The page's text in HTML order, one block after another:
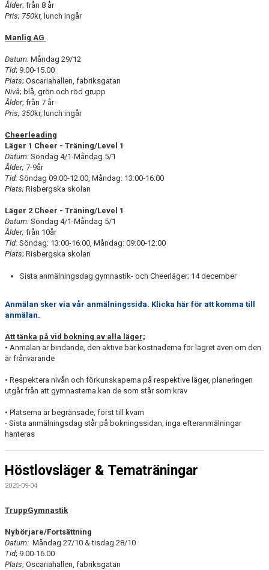
Ålder; från 8 år
Pris; 750kr, lunch ingår
Manlig AG
Datum: Måndag 29/12
Tid; 9.00-15.00
Plats; Oscariahallen, fabriksgatan
Nivå; blå, grön och röd grupp
Ålder; från 7 år
Pris; 350kr, lunch ingår
Cheerleading
Läger 1 Cheer - Träning/Level 1
Datum: Söndag 4/1-Måndag 5/1
Ålder; 7-9år
Tid: Söndag 09:00-12:00, Måndag: 13:00-16:00
Plats; Risbergska skolan
Läger 2 Cheer - Träning/Level 1
Datum: Söndag 4/1-Måndag 5/1
Ålder; från 10år
Tid: Söndag: 13:00-16:00, Måndag: 09:00-12:00
Plats; Risbergska skolan
Sista anmälningsdag gymnastik- och Cheerläger; 14 december
Anmälan sker via vår anmälningssida. Klicka här för att komma till
anmälan.
Att tänka på vid bokning av alla läger;
• Anmälan är bindande, den aktive bär kostnaderna för lägret även om den
är frånvarande
• Respektera nivån och förkunskaperna på respektive läger, planeringen
utgår från att gymnasterna kan de som står som krav
• Platserna är begränsade, först till kvarn
- Sista anmälningsdag står på bokningssidan, inga efteranmälningar
hanteras
Höstlovsläger & Tematräningar
2025-09-04
TruppGymnastik
Nybörjare/Fortsättning
Datum: Måndag 27/10 & tisdag 28/10
Tid; 9.00-16.00
Plats; Oscariahallen, fabriksgatan